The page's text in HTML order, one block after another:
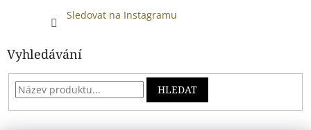
Sledovat na Instagramu
Vyhledávání
HLEDAT